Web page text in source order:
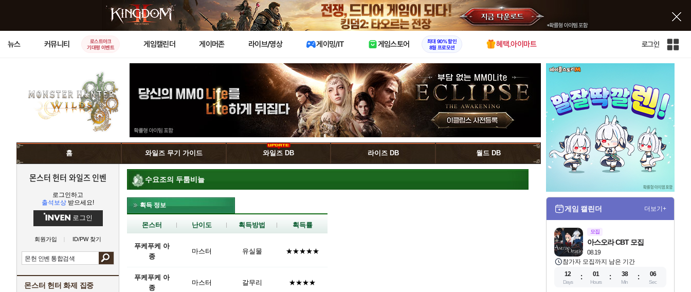
X
뉴스 커뮤니티
로스트아크
기대평 이벤트
게임캘린더 게이머존 라이브/영상 게이밍/IT 게임스토어
최대 90% 할인
8월 프로모션
혜택.아이마트 로그인
인
트
홈 와일즈 무기 가이드 와일즈 DB 라이즈 DB 월드 DB
몬스터 헌터 와일즈 인벤
로그인하고
출석보상 받으세요!
로그인
회원가입 ID/PW 찾기
몬스터 헌터 화제 집중
수요조의 두툼비늘
획득 정보
몬스터 난이도 획득방법 획득률
푸케푸케 아
종
마스터 유실물 ★★★★★
푸케푸케 아
종
마스터 갈무리 ★★★★
게임 캘린더 더보기+
모집
08.19
아스오라 CBT 모집
참가자 모집까지 남은 기간
12
Days
01
Hours
38
Min
05
Sec